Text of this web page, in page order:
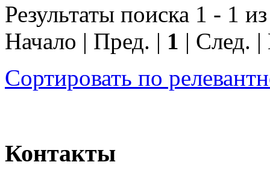
Результаты поиска 1 - 1
Начало | Пред. | 1 | След.
Сортировать по
Контакты